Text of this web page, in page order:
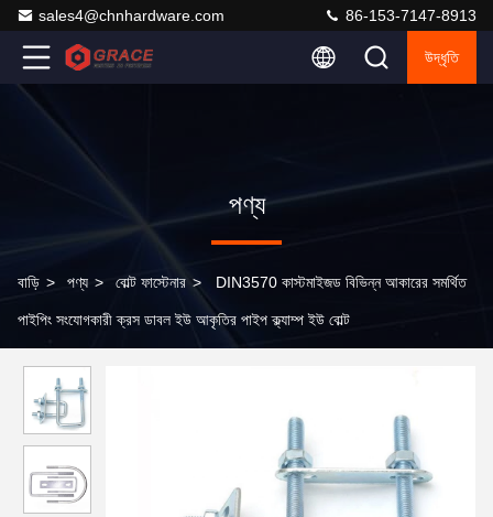
sales4@chnhardware.com 86-153-7147-8913
উদ্ধৃতি
পণ্য
বাড়ি > পণ্য > বোল্ট ফাস্টেনার > DIN3570 কাস্টমাইজড বিভিন্ন আকারের সমর্থিত
পাইপিং সংযোগকারী ক্রস ডাবল ইউ আকৃতির পাইপ ক্ল্যাম্প ইউ বোল্ট